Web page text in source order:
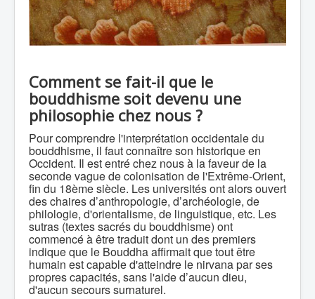
Comment se fait-il que le
bouddhisme soit devenu une
philosophie chez nous ?
Pour comprendre l'interprétation occidentale du
bouddhisme, il faut connaître son historique en
Occident. Il est entré chez nous à la faveur de la
seconde vague de colonisation de l'Extrême-Orient,
fin du 18ème siècle. Les universités ont alors ouvert
des chaires d’anthropologie, d’archéologie, de
philologie, d'orientalisme, de linguistique, etc. Les
sutras (textes sacrés du bouddhisme) ont
commencé à être traduit dont un des premiers
indique que le Bouddha affirmait que tout être
humain est capable d'atteindre le nirvana par ses
propres capacités, sans l'aide d’aucun dieu,
d'aucun secours surnaturel.